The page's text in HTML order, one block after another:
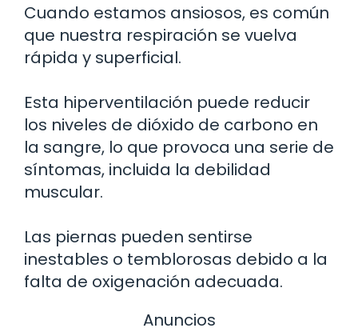
Cuando estamos ansiosos, es común
que nuestra respiración se vuelva
rápida y superficial.
Esta hiperventilación puede reducir
los niveles de dióxido de carbono en
la sangre, lo que provoca una serie de
síntomas, incluida la debilidad
muscular.
Las piernas pueden sentirse
inestables o temblorosas debido a la
falta de oxigenación adecuada.
Anuncios